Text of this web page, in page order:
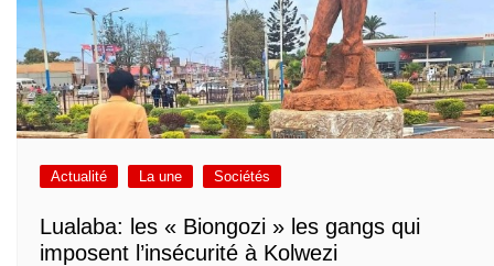
Actualité La une Sociétés
Lualaba: les « Biongozi » les gangs qui
imposent l’insécurité à Kolwezi